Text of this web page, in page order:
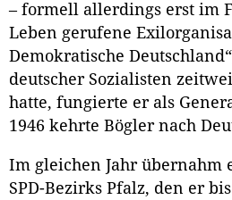
– formell allerdings erst im
Leben gerufene
Demokratische
deutscher Sozialisten
hatte, fungierte er als
1946 kehrte Bögler nach
Im gleichen Jahr übernahm
SPD-Bezirks Pfalz, den er